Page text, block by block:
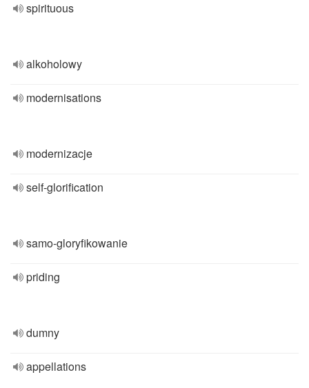
spirituous
alkoholowy
modernisations
modernizacje
self-glorification
samo-gloryfikowanie
priding
dumny
appellations